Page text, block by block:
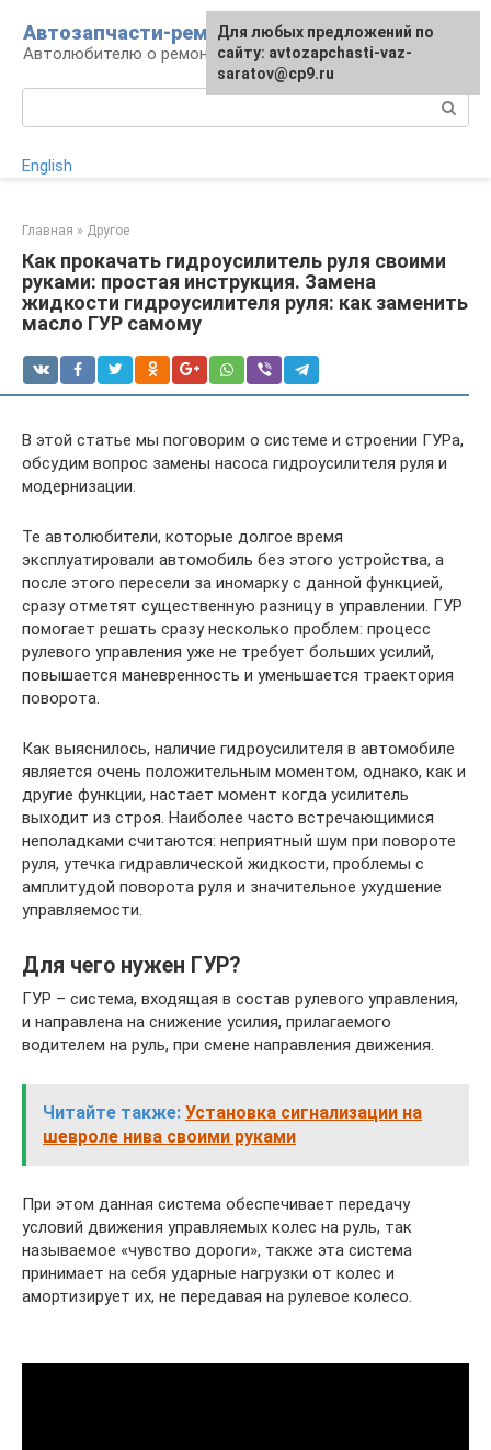
контенту
Автозапчасти-ремонт
Автолюбителю о ремонте машины
English
Главная » Другое
Как прокачать гидроусилитель руля своими
руками: простая инструкция. Замена
жидкости гидроусилителя руля: как заменить
масло ГУР самому
В этой статье мы поговорим о системе и строении ГУРа,
обсудим вопрос замены насоса гидроусилителя руля и
модернизации.
Те автолюбители, которые долгое время
эксплуатировали автомобиль без этого устройства, а
после этого пересели за иномарку с данной функцией,
сразу отметят существенную разницу в управлении. ГУР
помогает решать сразу несколько проблем: процесс
рулевого управления уже не требует больших усилий,
повышается маневренность и уменьшается траектория
поворота.
Как выяснилось, наличие гидроусилителя в автомобиле
является очень положительным моментом, однако, как и
другие функции, настает момент когда усилитель
выходит из строя. Наиболее часто встречающимися
неполадками считаются: неприятный шум при повороте
руля, утечка гидравлической жидкости, проблемы с
амплитудой поворота руля и значительное ухудшение
управляемости.
Для чего нужен ГУР?
ГУР – система, входящая в состав рулевого управления,
и направлена на снижение усилия, прилагаемого
водителем на руль, при смене направления движения.
Читайте также: Установка сигнализации на
шевроле нива своими руками
При этом данная система обеспечивает передачу
условий движения управляемых колес на руль, так
называемое «чувство дороги», также эта система
принимает на себя ударные нагрузки от колес и
амортизирует их, не передавая на рулевое колесо.
Для любых предложений по
сайту: avtozapchasti-vaz-
saratov@cp9.ru